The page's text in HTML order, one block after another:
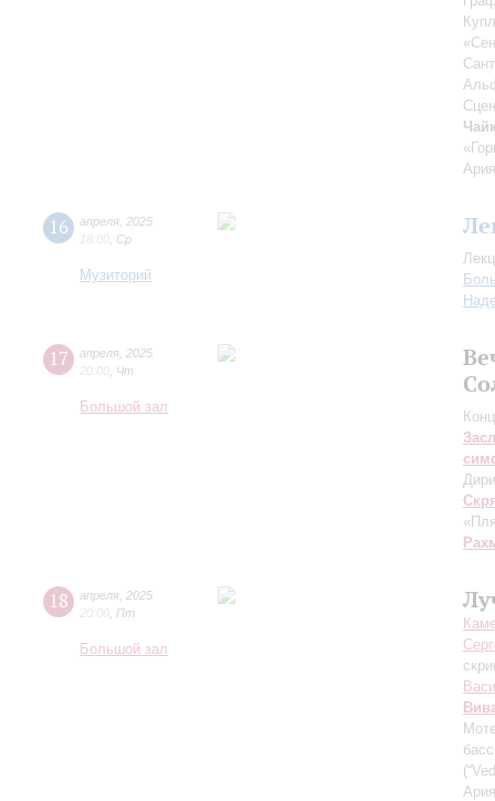
16 апреля 2025
18:00 Ср
Музиторий
17 апреля 2025
20:00 Чт
Большой зал
18 апреля 2025
20:00 Пт
Большой зал